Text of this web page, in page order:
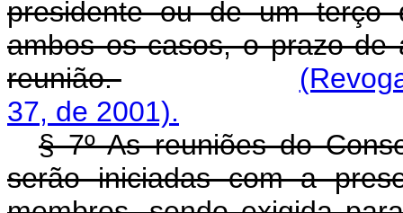
presidente ou de um terço
ambos os casos, o prazo
reunião.
37, de 2001).
§ 7º As reuniões do
serão iniciadas com a